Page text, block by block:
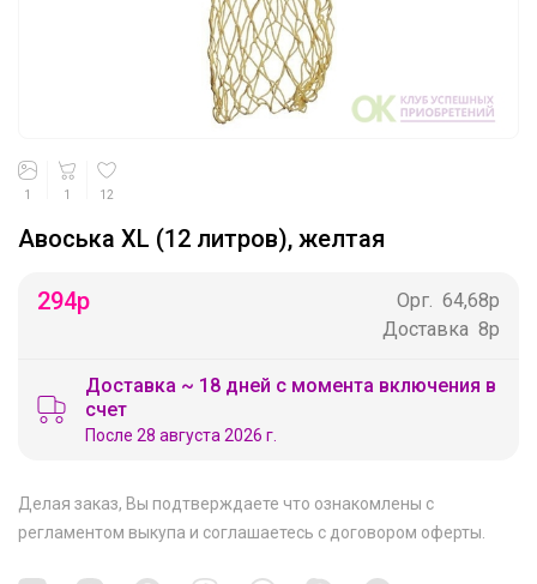
1 1 12
Авоська XL (12 литров), желтая
294р Орг. 64,68р
Доставка 8р
Доставка ~ 18 дней с момента включения в
счет
После 28 августа 2026 г.
Делая заказ, Вы подтверждаете что ознакомлены с
регламентом выкупа и соглашаетесь с договором оферты